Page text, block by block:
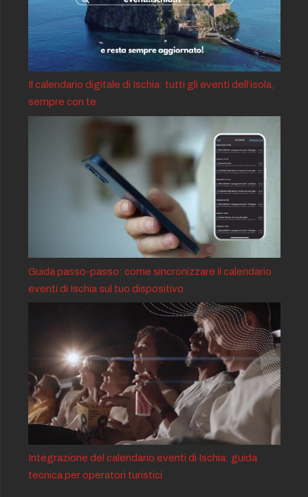
Il calendario digitale di Ischia: tutti gli eventi dell’isola,
sempre con te
Guida passo-passo: come sincronizzare il calendario
eventi di Ischia sul tuo dispositivo
Integrazione del calendario eventi di Ischia: guida
tecnica per operatori turistici